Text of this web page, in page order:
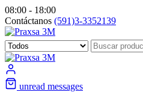
08:00 - 18:00
Contáctanos (591)3-3352139
unread messages